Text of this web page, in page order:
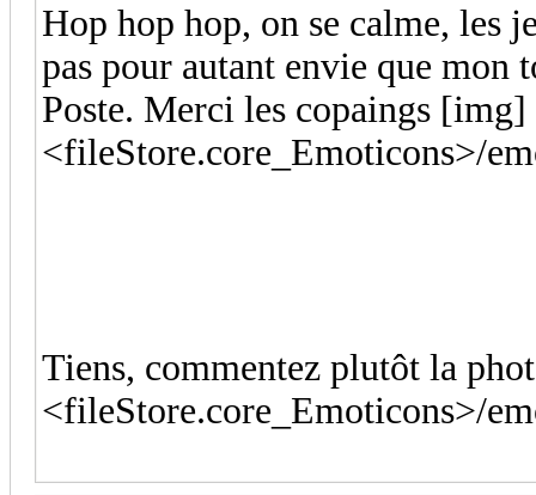
Hop hop hop, on se calme, les
pas pour autant envie que
Poste. Merci les copaings [img]
<fileStore.core_Emoticons>/
Tiens, commentez plutôt la
<fileStore.core_Emoticons>/